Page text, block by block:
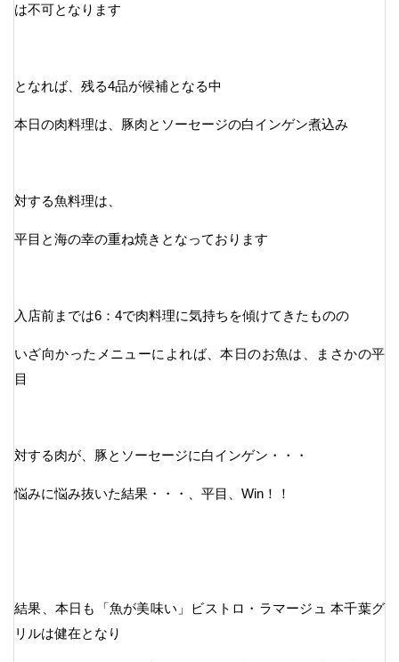
は不可となります
となれば、残る4品が候補となる中
本日の肉料理は、豚肉とソーセージの白インゲン煮込み
対する魚料理は、
平目と海の幸の重ね焼きとなっております
入店前までは6：4で肉料理に気持ちを傾けてきたものの
いざ向かったメニューによれば、本日のお魚は、まさかの平
目
対する肉が、豚とソーセージに白インゲン・・・
悩みに悩み抜いた結果・・・、平目、Win！！
結果、本日も「魚が美味い」ビストロ・ラマージュ 本千葉グ
リルは健在となり